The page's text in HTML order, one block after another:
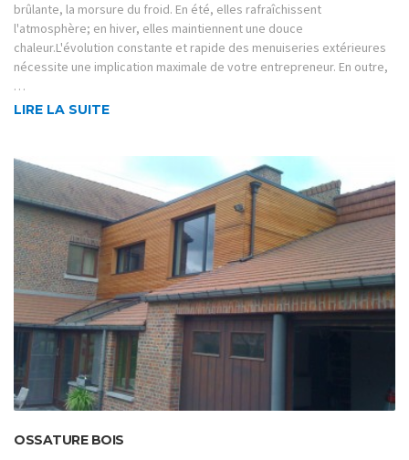
brûlante, la morsure du froid. En été, elles rafraîchissent
l'atmosphère; en hiver, elles maintiennent une douce
chaleur.L'évolution constante et rapide des menuiseries extérieures
nécessite une implication maximale de votre entrepreneur. En outre,
…
LIRE LA SUITE
OSSATURE BOIS